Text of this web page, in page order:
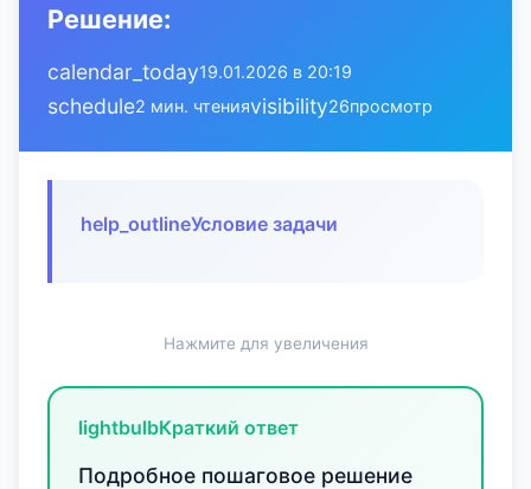
Решение:
calendar_today19.01.2026 в 20:19
schedule2 мин. чтенияvisibility26просмотр
help_outlineУсловие задачи
Нажмите для увеличения
lightbulbКраткий ответ
Подробное пошаговое решение